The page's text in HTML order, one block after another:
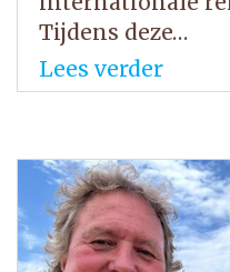
Tijdens deze…
Lees verder